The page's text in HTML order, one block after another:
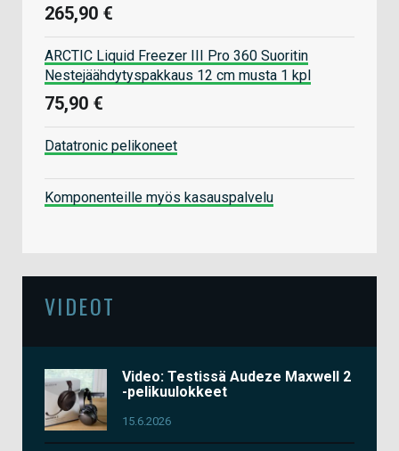
265,90 €
ARCTIC Liquid Freezer III Pro 360 Suoritin
Nestejäähdytyspakkaus 12 cm musta 1 kpl
75,90 €
Datatronic pelikoneet
Komponenteille myös kasauspalvelu
VIDEOT
Video: Testissä Audeze Maxwell 2
-pelikuulokkeet
15.6.2026